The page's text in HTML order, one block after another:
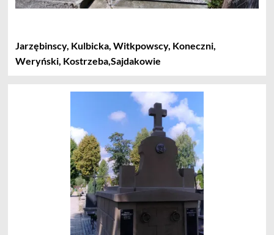
Jarzębinscy, Kulbicka, Witkpowscy, Koneczni,
Weryński, Kostrzeba,Sajdakowie